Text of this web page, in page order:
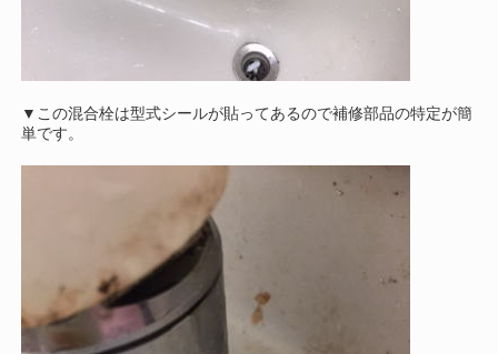
▼この混合栓は型式シールが貼ってあるので補修部品の特定が簡
単です。